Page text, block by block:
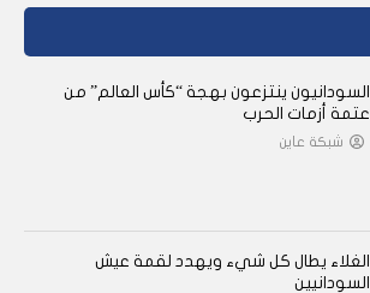
السودانيون ينتزعون بهجة “كأس العالم” من
عتمة أزمات الحرب
شبكة عاين
الغلاء يطال كل شيء ويهدد لقمة عيش
السودانيين